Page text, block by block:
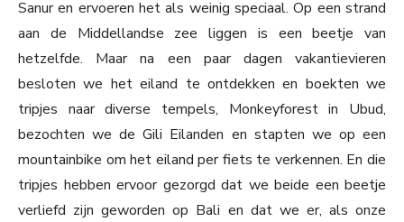
Sanur en ervoeren het als weinig speciaal. Op een strand
aan de Middellandse zee liggen is een beetje van
hetzelfde. Maar na een paar dagen vakantievieren
besloten we het eiland te ontdekken en boekten we
tripjes naar diverse tempels, Monkeyforest in Ubud,
bezochten we de Gili Eilanden en stapten we op een
mountainbike om het eiland per fiets te verkennen. En die
tripjes hebben ervoor gezorgd dat we beide een beetje
verliefd zijn geworden op Bali en dat we er, als onze